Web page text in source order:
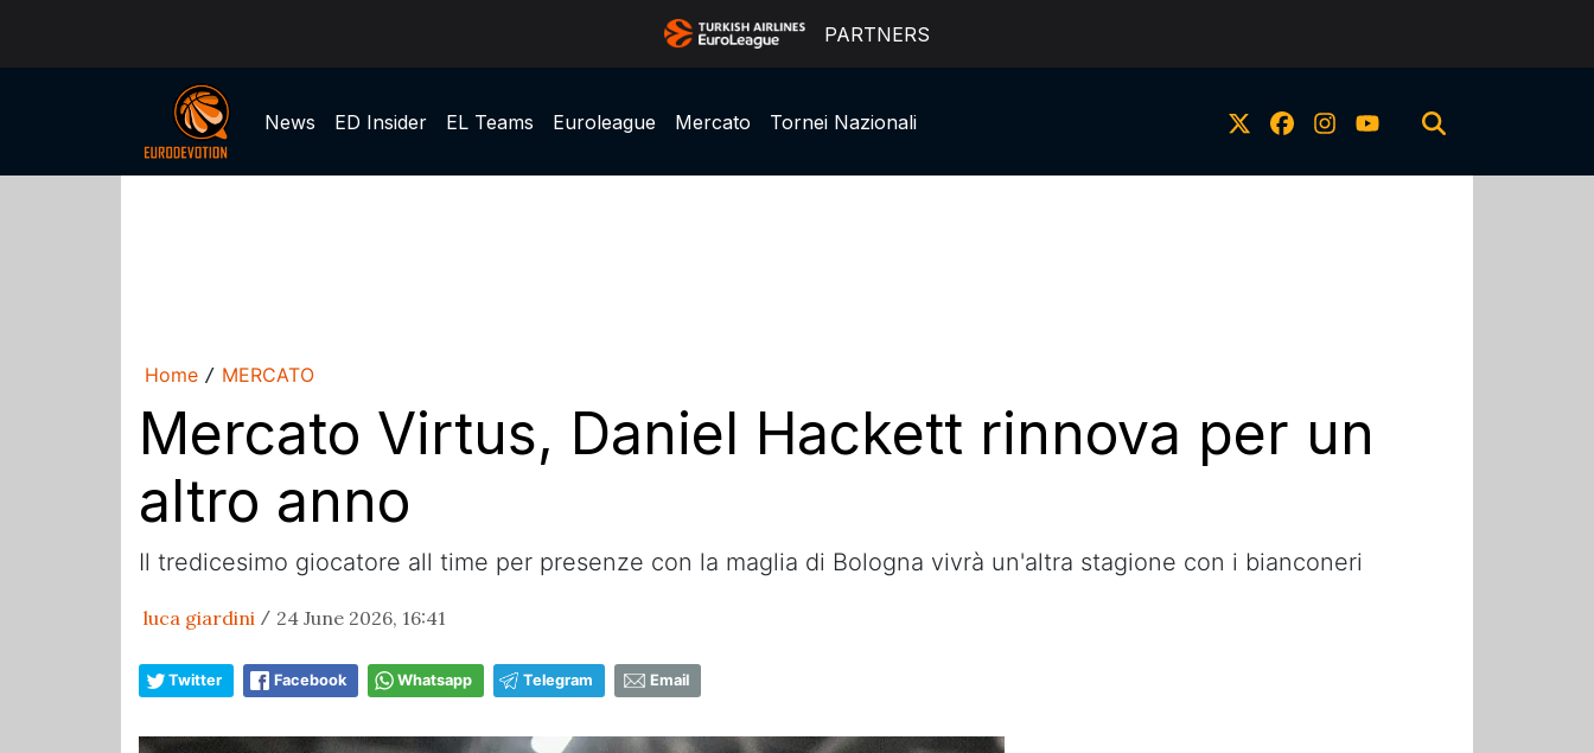
PARTNERS
News ED Insider EL Teams Euroleague Mercato Tornei Nazionali
Home / MERCATO
Mercato Virtus, Daniel Hackett rinnova per un
altro anno
Il tredicesimo giocatore all time per presenze con la maglia di Bologna vivrà un'altra stagione con i bianconeri
luca giardini / 24 June 2026, 16:41
Twitter Facebook Whatsapp Telegram Email